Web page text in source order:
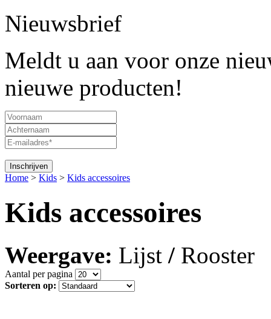
Nieuwsbrief
Meldt u aan voor onze
nieuwe producten!
Home > Kids > Kids accessoires
Kids accessoires
Weergave: Lijst / Rooster
Aantal per pagina
Sorteren op: